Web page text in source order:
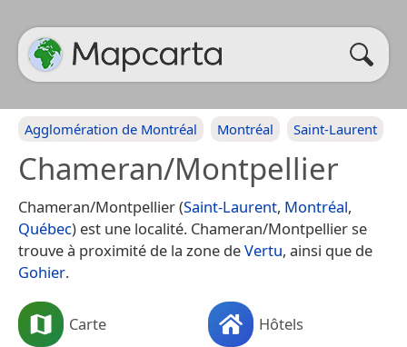
Agglomération de Montréal Montréal Saint-Laurent
Chameran/Montpellier
Chameran/Montpellier (Saint-Laurent, Montréal,
Québec) est une localité. Chameran/Montpellier se
trouve à proximité de la zone deVertu, ainsi que de
Gohier.
Carte Hôtels